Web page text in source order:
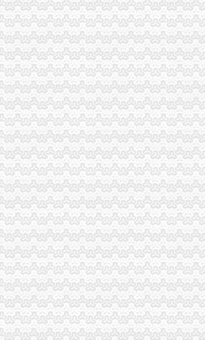
一般纳税人10年行业经验_黄冈工商
公司沈代办工商注册沈
纳税人_重庆工商注册_重庆列表网
税人申请_包头工商注册_包头列表网
请一般纳税人公司报税
账一般纳税人_赣州代办营业执照增
-律咨询-深圳赶集网
件
册公司老法师
认定条件_【公司注册服务】
服务-内江58同城
丁网
册税务师-无忧考网